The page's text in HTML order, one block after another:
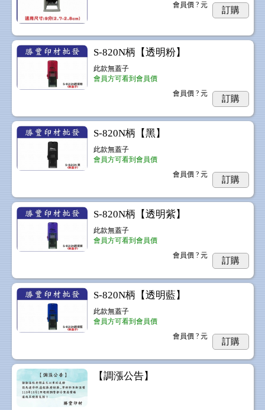
會員價? 元
訂購
S-820N柄【透明粉】
此款無蓋子
會員方可看到會員價
會員價? 元
訂購
S-820N柄【黑】
此款無蓋子
會員方可看到會員價
會員價? 元
訂購
S-820N柄【透明紫】
此款無蓋子
會員方可看到會員價
會員價? 元
訂購
S-820N柄【透明藍】
此款無蓋子
會員方可看到會員價
會員價? 元
訂購
【調漲公告】